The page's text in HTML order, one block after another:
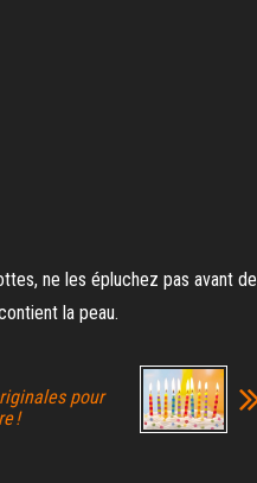
ne les épluchez pas avant de
la peau.
pour
!